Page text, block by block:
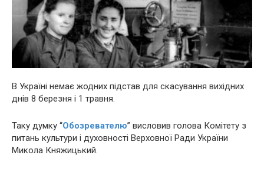
В Україні немає жодних підстав для скасування вихідних
днів 8 березня і 1 травня.
Таку думку “Обозревателю” висловив голова Комітету з
питань культури і духовності Верховної Ради України
Микола Княжицький.